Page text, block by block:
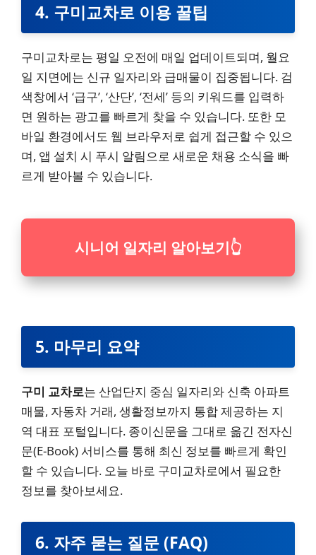
4. 구미교차로 이용 꿀팁
구미교차로는 평일 오전에 매일 업데이트되며, 월요
일 지면에는 신규 일자리와 급매물이 집중됩니다. 검
색창에서 ‘급구’, ‘산단’, ‘전세’ 등의 키워드를 입력하
면 원하는 광고를 빠르게 찾을 수 있습니다. 또한 모
바일 환경에서도 웹 브라우저로 쉽게 접근할 수 있으
며, 앱 설치 시 푸시 알림으로 새로운 채용 소식을 빠
르게 받아볼 수 있습니다.
시니어 일자리 알아보기👆
5. 마무리 요약
구미 교차로는 산업단지 중심 일자리와 신축 아파트
매물, 자동차 거래, 생활정보까지 통합 제공하는 지
역 대표 포털입니다. 종이신문을 그대로 옮긴 전자신
문(E-Book) 서비스를 통해 최신 정보를 빠르게 확인
할 수 있습니다. 오늘 바로 구미교차로에서 필요한
정보를 찾아보세요.
6. 자주 묻는 질문 (FAQ)